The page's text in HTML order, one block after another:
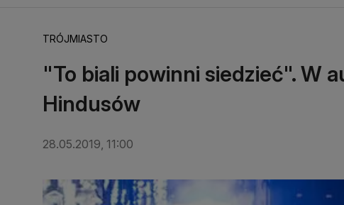
TRÓJMIASTO
"To biali powinni siedzieć". W
Hindusów
28.05.2019, 11:00